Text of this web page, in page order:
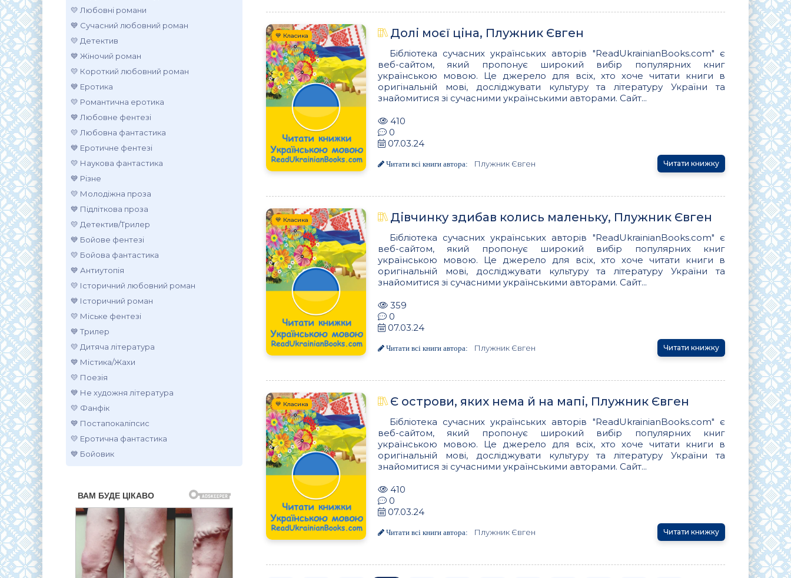
💛 Любовні романи
💙 Сучасний любовний роман
💛 Детектив
💙 Жіночий роман
💛 Короткий любовний роман
💙 Еротика
💛 Романтична еротика
💙 Любовне фентезі
💛 Любовна фантастика
💙 Еротичне фентезі
💛 Наукова фантастика
💙 Різне
💛 Молодіжна проза
💙 Підліткова проза
💛 Детектив/Трилер
💙 Бойове фентезі
💛 Бойова фантастика
💙 Антиутопія
💛 Історичний любовний роман
💙 Історичний роман
💛 Міське фентезі
💙 Трилер
💛 Дитяча література
💙 Містика/Жахи
💛 Поезія
💙 Не художня література
💛 Фанфік
💙 Постапокаліпсис
💛 Еротична фантастика
💙 Бойовик
💙 Класика Долі моєї ціна, Плужник Євген
Бібліотека сучасних українських авторів "ReadUkrainianBooks.com" є
веб-сайтом, який пропонує широкий вибір популярних книг
українською мовою. Це джерело для всіх, хто хоче читати книги в
оригінальній мові, досліджувати культуру та літературу України та
знайомитися зі сучасними українськими авторами. Сайт...
410
0
07.03.24
Читати всі книги автора: Плужник Євген Читати книжку
💙 Класика Дівчинку здибав колись маленьку, Плужник Євген
Бібліотека сучасних українських авторів "ReadUkrainianBooks.com" є
веб-сайтом, який пропонує широкий вибір популярних книг
українською мовою. Це джерело для всіх, хто хоче читати книги в
оригінальній мові, досліджувати культуру та літературу України та
знайомитися зі сучасними українськими авторами. Сайт...
359
0
07.03.24
Читати всі книги автора: Плужник Євген Читати книжку
💙 Класика Є острови, яких нема й на мапі, Плужник Євген
Бібліотека сучасних українських авторів "ReadUkrainianBooks.com" є
веб-сайтом, який пропонує широкий вибір популярних книг
українською мовою. Це джерело для всіх, хто хоче читати книги в
оригінальній мові, досліджувати культуру та літературу України та
знайомитися зі сучасними українськими авторами. Сайт...
410
0
07.03.24
Читати всі книги автора: Плужник Євген Читати книжку